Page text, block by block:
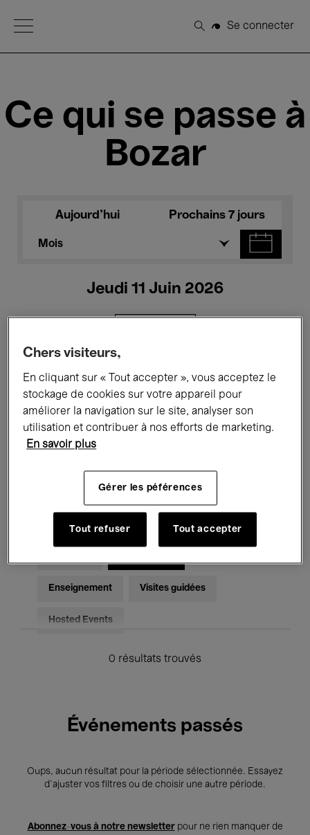
Open Menu
Rechercher
Se connecter
Ce qui se passe à
Bozar
Aujourd'hui Prochains 7 jours
Mois
Jeudi 11 Juin 2026
Tous les événements Concerts
Expositions Performances
Rencontres & Débats
Musique classique Global Music
Enseignement Visites guidées
Hosted Events
0 résultats trouvés
Événements passés
Oups, aucun résultat pour la période sélectionnée. Essayez
d’ajuster vos filtres ou de choisir une autre période.
Abonnez-vous à notre newsletterpour ne rien manquer de
Chers visiteurs,
En cliquant sur « Tout accepter », vous acceptez le
stockage de cookies sur votre appareil pour
améliorer la navigation sur le site, analyser son
utilisation et contribuer à nos efforts de marketing.
En savoir plus
Gérer les péférences
Tout refuser Tout accepter